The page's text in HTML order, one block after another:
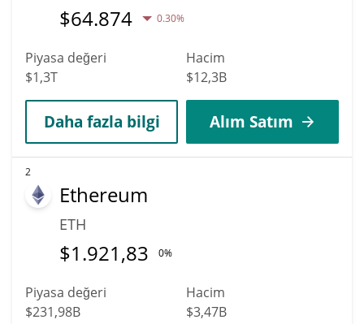
$64.874 0.30%
Piyasa değeri
$1,3T
Hacim
$12,3B
Daha fazla bilgi Alım Satım
2
Ethereum
ETH
$1.921,83 0%
Piyasa değeri
$231,98B
Hacim
$3,47B